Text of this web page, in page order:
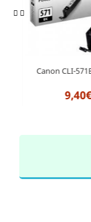
Canon CLI-